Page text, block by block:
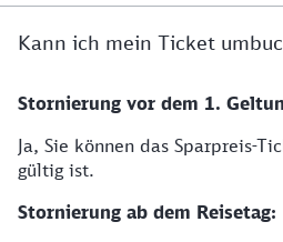
Kann ich mein Ticket
Stornierung vor dem 1.
Ja, Sie können das Sparpreis-
gültig ist.
Stornierung ab dem Reisetag: